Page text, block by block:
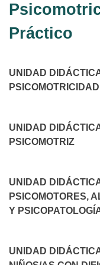
Práctico
UNIDAD
PSICOMOTRICIDAD
UNIDAD
PSICOMOTRIZ
UNIDAD
PSICOMOTORES,
Y
UNIDAD